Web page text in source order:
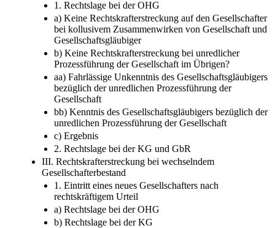
1. Rechtslage bei der OHG
a) Keine Rechtskrafterstreckung auf den Gesellschafter
bei kollusivem Zusammenwirken von Gesellschaft und
Gesellschaftsgläubiger
b) Keine Rechtskrafterstreckung bei unredlicher
Prozessführung der Gesellschaft im Übrigen?
aa) Fahrlässige Unkenntnis des Gesellschaftsgläubigers
bezüglich der unredlichen Prozessführung der
Gesellschaft
bb) Kenntnis des Gesellschaftsgläubigers bezüglich der
unredlichen Prozessführung der Gesellschaft
c) Ergebnis
2. Rechtslage bei der KG und GbR
III. Rechtskrafterstreckung bei wechselndem
Gesellschafterbestand
1. Eintritt eines neues Gesellschafters nach
rechtskräftigem Urteil
a) Rechtslage bei der OHG
b) Rechtslage bei der KG